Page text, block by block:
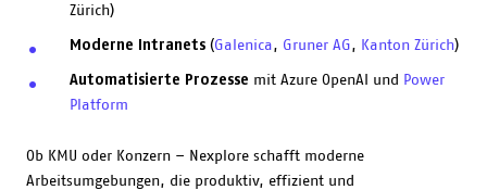
Zürich)
Moderne Intranets (Galenica, Gruner AG, Kanton Zürich)
Automatisierte Prozesse mit Azure OpenAI und Power
Platform
Ob KMU oder Konzern – Nexplore schafft moderne
Arbeitsumgebungen, die produktiv, effizient und